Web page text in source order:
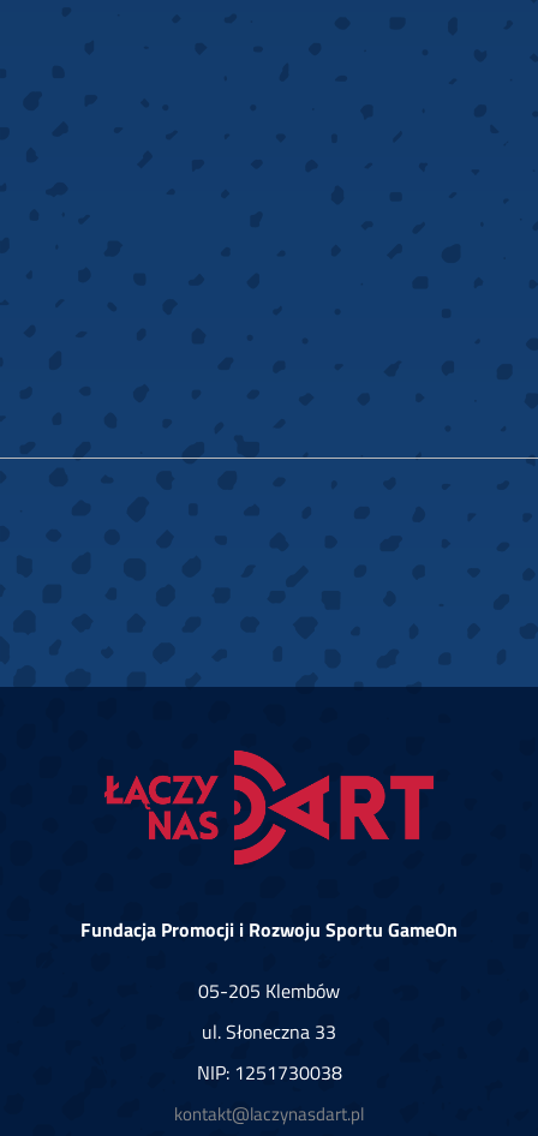
Fundacja Promocji i Rozwoju Sportu GameOn
05-205 Klembów
ul. Słoneczna 33
NIP: 1251730038
kontakt@laczynasdart.pl